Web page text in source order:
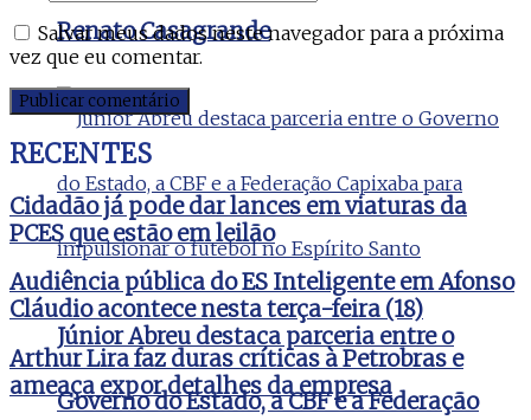
Renato Casagrande
Júnior Abreu destaca parceria entre o
Governo do Estado, a CBF e a Federação
Salvar meus dados neste navegador para a próxima
vez que eu comentar.
RECENTES
Cidadão já pode dar lances em viaturas da
PCES que estão em leilão
Audiência pública do ES Inteligente em Afonso
Cláudio acontece nesta terça-feira (18)
Arthur Lira faz duras críticas à Petrobras e
ameaça expor detalhes da empresa